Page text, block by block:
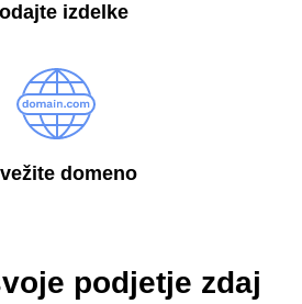
izdelke
domeno
podjetje zdaj